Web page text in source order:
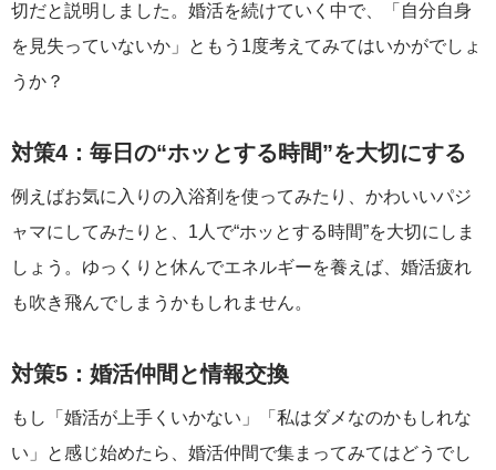
切だと説明しました。婚活を続けていく中で、「自分自身
を見失っていないか」ともう1度考えてみてはいかがでしょ
うか？
対策4：毎日の“ホッとする時間”を大切にする
例えばお気に入りの入浴剤を使ってみたり、かわいいパジ
ャマにしてみたりと、1人で“ホッとする時間”を大切にしま
しょう。ゆっくりと休んでエネルギーを養えば、婚活疲れ
も吹き飛んでしまうかもしれません。
対策5：婚活仲間と情報交換
もし「婚活が上手くいかない」「私はダメなのかもしれな
い」と感じ始めたら、婚活仲間で集まってみてはどうでし